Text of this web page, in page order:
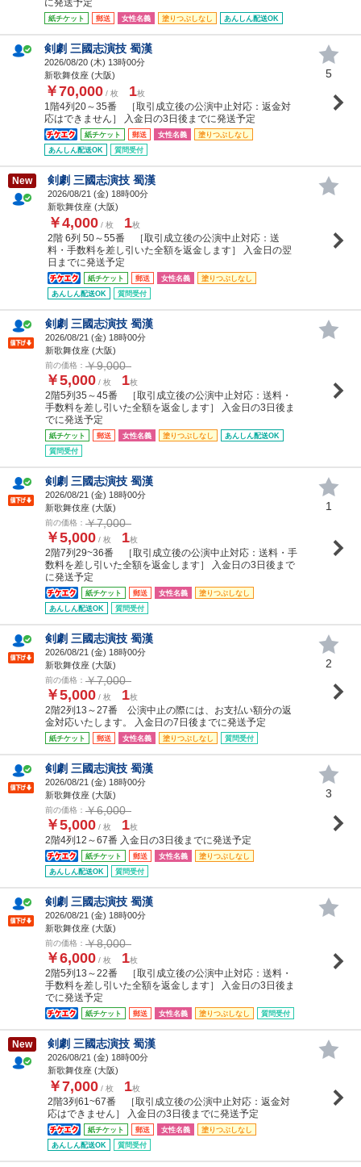
に発送予定
紙チケット 郵送 女性名義 塗りつぶしなし あんしん配送OK
剣劇 三國志演技 蜀漢
2026/08/20 (木) 13時00分
新歌舞伎座 (大阪)
￥70,000 / 枚 1枚
1階4列20～35番 ［取引成立後の公演中止対応：返金対
応はできません］ 入金日の3日後までに発送予定
紙チケット 郵送 女性名義
塗りつぶしなし
あんしん配送OK
質問受付
5
New 剣劇 三國志演技 蜀漢
2026/08/21 (金) 18時00分
新歌舞伎座 (大阪)
￥4,000 / 枚 1枚
2階 6列 50～55番 ［取引成立後の公演中止対応：送
料・手数料を差し引いた全額を返金します］ 入金日の翌
日までに発送予定
紙チケット 郵送 女性名義
塗りつぶしなし
あんしん配送OK
質問受付
剣劇 三國志演技 蜀漢
2026/08/21 (金) 18時00分
新歌舞伎座 (大阪)
前の価格： ￥9,000
￥5,000 / 枚 1枚
2階5列35～45番 ［取引成立後の公演中止対応：送料・
手数料を差し引いた全額を返金します］ 入金日の3日後ま
でに発送予定
紙チケット 郵送 女性名義 塗りつぶしなし
あんしん配送OK
質問受付
剣劇 三國志演技 蜀漢
2026/08/21 (金) 18時00分
新歌舞伎座 (大阪)
前の価格： ￥7,000
￥5,000 / 枚 1枚
2階7列29~36番 ［取引成立後の公演中止対応：送料・手
数料を差し引いた全額を返金します］ 入金日の3日後まで
に発送予定
紙チケット 郵送 女性名義
塗りつぶしなし
あんしん配送OK
質問受付
1
剣劇 三國志演技 蜀漢
2026/08/21 (金) 18時00分
新歌舞伎座 (大阪)
前の価格： ￥7,000
￥5,000 / 枚 1枚
2階2列13～27番 公演中止の際には、お支払い額分の返
金対応いたします。 入金日の7日後までに発送予定
紙チケット 郵送 女性名義 塗りつぶしなし 質問受付
2
剣劇 三國志演技 蜀漢
2026/08/21 (金) 18時00分
新歌舞伎座 (大阪)
前の価格： ￥6,000
￥5,000 / 枚 1枚
2階4列12～67番 入金日の3日後までに発送予定
紙チケット 郵送 女性名義
塗りつぶしなし
あんしん配送OK
質問受付
3
剣劇 三國志演技 蜀漢
2026/08/21 (金) 18時00分
新歌舞伎座 (大阪)
前の価格： ￥8,000
￥6,000 / 枚 1枚
2階5列13～22番 ［取引成立後の公演中止対応：送料・
手数料を差し引いた全額を返金します］ 入金日の3日後ま
でに発送予定
紙チケット 郵送 女性名義 塗りつぶしなし 質問受付
New 剣劇 三國志演技 蜀漢
2026/08/21 (金) 18時00分
新歌舞伎座 (大阪)
￥7,000 / 枚 1枚
2階3列61~67番 ［取引成立後の公演中止対応：返金対
応はできません］ 入金日の3日後までに発送予定
紙チケット 郵送 女性名義
塗りつぶしなし
あんしん配送OK
質問受付